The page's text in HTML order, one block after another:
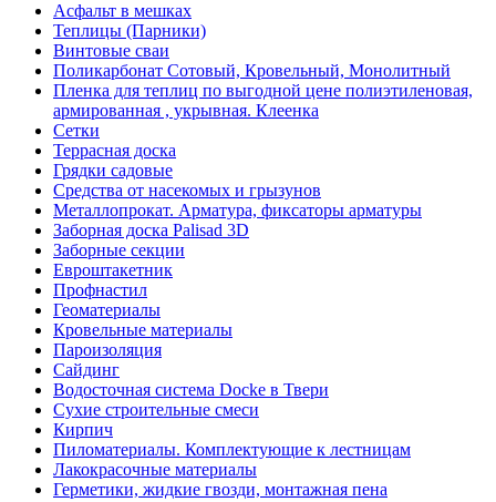
Асфальт в мешках
Теплицы (Парники)
Винтовые сваи
Поликарбонат Сотовый, Кровельный, Монолитный
Пленка для теплиц по выгодной цене полиэтиленовая,
армированная , укрывная. Клеенка
Сетки
Террасная доска
Грядки садовые
Средства от насекомых и грызунов
Металлопрокат. Арматура, фиксаторы арматуры
Заборная доска Palisad 3D
Заборные секции
Евроштакетник
Профнастил
Геоматериалы
Кровельные материалы
Пароизоляция
Сайдинг
Водосточная система Docke в Твери
Сухие строительные смеси
Кирпич
Пиломатериалы. Комплектующие к лестницам
Лакокрасочные материалы
Герметики, жидкие гвозди, монтажная пена